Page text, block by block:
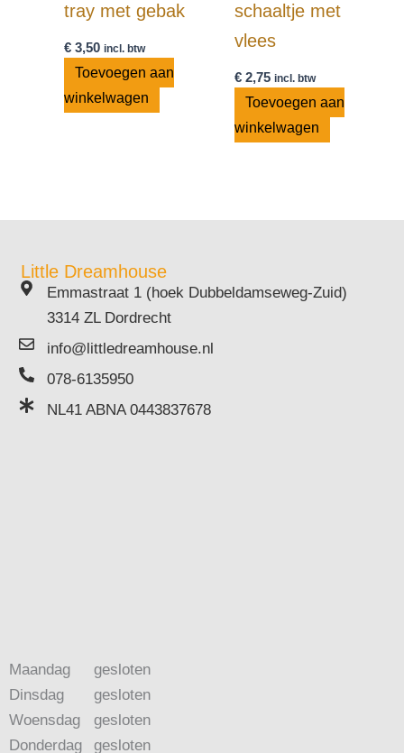
tray met gebak
€ 3,50 incl. btw
Toevoegen aan
winkelwagen
schaaltje met
vlees
€2,75 incl. btw
Toevoegen aan
winkelwagen
Little Dreamhouse
Emmastraat 1 (hoek Dubbeldamseweg-Zuid)
3314 ZL Dordrecht
info@littledreamhouse.nl
078-6135950
NL41 ABNA 0443837678
Maandag
Dinsdag
Woensdag
Donderdag
gesloten
gesloten
gesloten
gesloten